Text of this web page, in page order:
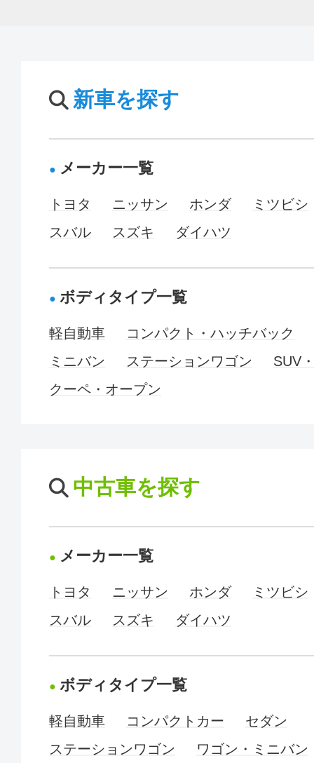
新車を探す
メーカー一覧
トヨタ ニッサン ホンダ
ミツビシ
スバル
スズキ ダイハツ
ボディタイプ一覧
軽自動車
コンパクト・ハッチバック
ミニバン
ステーションワゴン
SUV
クーペ・オープン
中古車を探す
メーカー一覧
トヨタ ニッサン ホンダ
ミツビシ
スバル
スズキ ダイハツ
ボディタイプ一覧
軽自動車 コンパクトカー
セダン
ステーションワゴン
ワゴン・ミニバン